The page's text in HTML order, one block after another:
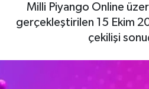
Milli Piyango Online
gerçekleştirilen 15 Ekim
çekilişi
Gündem
Son Dakika Haberleri